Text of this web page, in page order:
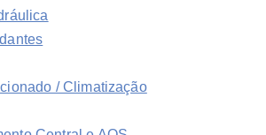
/ Climatização